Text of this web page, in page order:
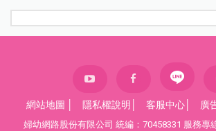
網站地圖 隱私權說明 客服中心 廣
婦幼網路股份有限公司 統編：70458331 服務專